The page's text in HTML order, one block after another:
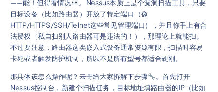
——能！但得看情况
。Nessus本质上是个漏洞扫描工具，只要
目标设备（比如路由器）开放了特定端口（像
HTTP/HTTPS/SSH/Telnet这些常见管理端口），并且你手上有合
法授权（私自扫别人路由器可是违法的！），那理论上就能扫。
不过要注意，路由器这类嵌入式设备通常资源有限，扫描时容易
卡死或者触发防护机制，所以不是所有型号都适合硬刚。
那具体该怎么操作呢？云哥给大家拆解下步骤
。首先打开
Nessus控制台，新建个扫描任务，目标地址填路由器的IP（比如